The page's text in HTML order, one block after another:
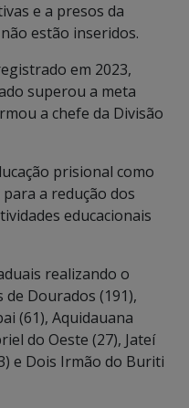
e a presos da
estão inseridos.
em 2023,
superou a meta
a chefe da Divisão
prisional como
a redução dos
educacionais
realizando o
de Dourados (191),
(61), Aquidauana
do Oeste (27), Jateí
e Dois Irmão do Buriti